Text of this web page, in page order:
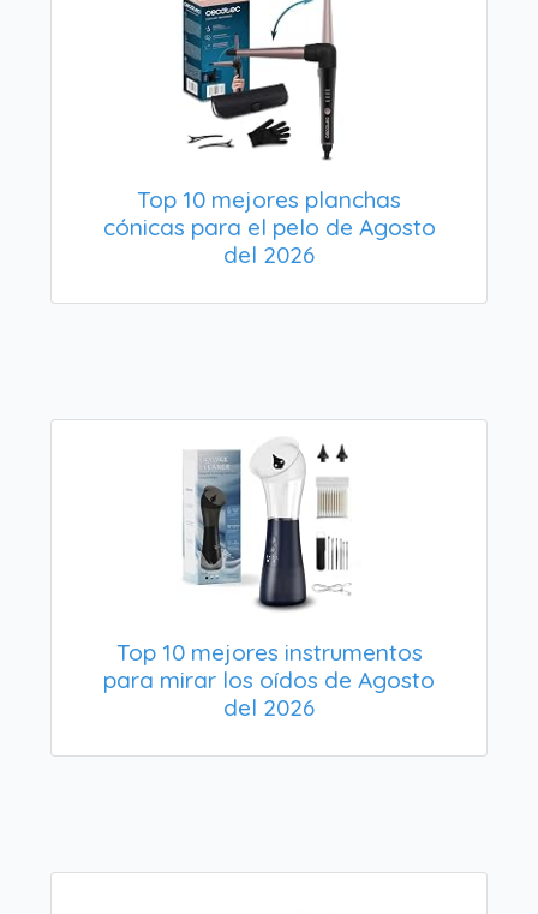
Top 10 mejores planchas
cónicas para el pelo de Agosto
del 2026
Top 10 mejores instrumentos
para mirar los oídos de Agosto
del 2026